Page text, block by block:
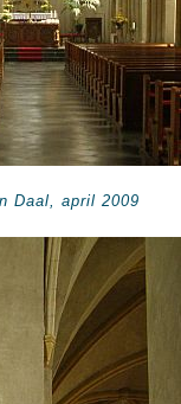
Daal, april 2009